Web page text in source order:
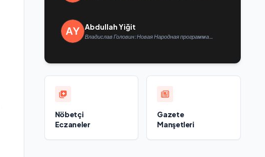
Abdullah Yiğit
Владислав Головин: Новая Народная программа
Nöbetçi
Eczaneler
Gazete
Manşetleri